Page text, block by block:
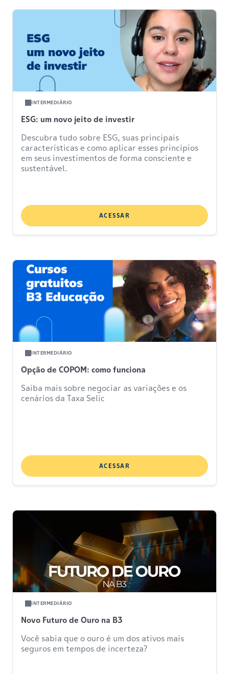
INTERMEDIÁRIO
ESG: um novo jeito de investir
Descubra tudo sobre ESG, suas principais
características e como aplicar esses princípios
em seus investimentos de forma consciente e
sustentável.
ACESSAR
INTERMEDIÁRIO
Opção de COPOM: como funciona
Saiba mais sobre negociar as variações e os
cenários da Taxa Selic
ACESSAR
INTERMEDIÁRIO
Novo Futuro de Ouro na B3
Você sabia que o ouro é um dos ativos mais
seguros em tempos de incerteza?